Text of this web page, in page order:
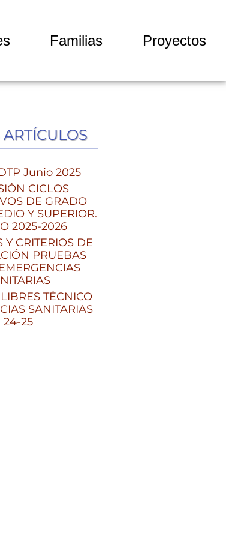
Familias Proyectos
ARTÍCULOS
Junio 2025
CICLOS
DE GRADO
Y SUPERIOR.
2025-2026
Y CRITERIOS DE
PRUEBAS
TÉCNICO
SANITARIAS
24-25